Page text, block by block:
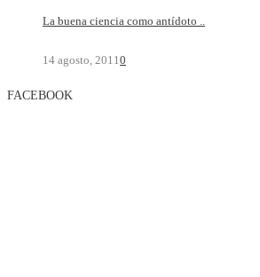
La buena ciencia como antídoto ..
14 agosto, 2011 0
FACEBOOK